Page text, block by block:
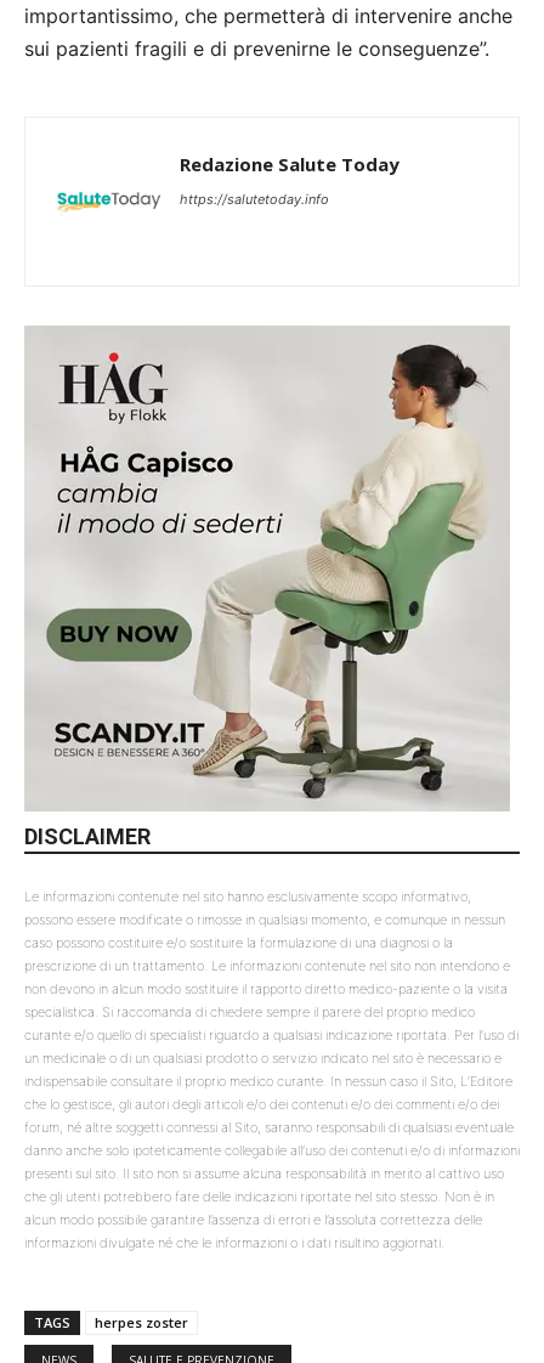
importantissimo, che permetterà di intervenire anche
sui pazienti fragili e di prevenirne le conseguenze”.
Redazione Salute Today
https://salutetoday.info
DISCLAIMER
Le informazioni contenute nel sito hanno esclusivamente scopo informativo,
possono essere modificate o rimosse in qualsiasi momento, e comunque in nessun
caso possono costituire e/o sostituire la formulazione di una diagnosi o la
prescrizione di un trattamento. Le informazioni contenute nel sito non intendono e
non devono in alcun modo sostituire il rapporto diretto medico-paziente o la visita
specialistica. Si raccomanda di chiedere sempre il parere del proprio medico
curante e/o quello di specialisti riguardo a qualsiasi indicazione riportata. Per l’uso di
un medicinale o di un qualsiasi prodotto o servizio indicato nel sito è necessario e
indispensabile consultare il proprio medico curante. In nessun caso il Sito, L’Editore
che lo gestisce, gli autori degli articoli e/o dei contenuti e/o dei commenti e/o dei
forum, né altre soggetti connessi al Sito, saranno responsabili di qualsiasi eventuale
danno anche solo ipoteticamente collegabile all’uso dei contenuti e/o di informazioni
presenti sul sito. Il sito non si assume alcuna responsabilità in merito al cattivo uso
che gli utenti potrebbero fare delle indicazioni riportate nel sito stesso. Non è in
alcun modo possibile garantire l’assenza di errori e l’assoluta correttezza delle
informazioni divulgate né che le informazioni o i dati risultino aggiornati.
TAGS herpes zoster